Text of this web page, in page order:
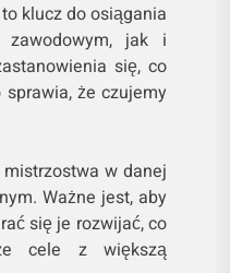
klucz do osiągania
jak i
się, co
że czujemy
w danej
Ważne jest, aby
się je rozwijać, co
cele z większą